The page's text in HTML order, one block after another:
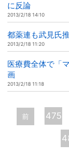
に反論
2013/2/18 14:10
都薬連も武見
2013/2/18 11:20
医療費全体で
画
2013/2/18 11:18
ペ
ー
前 475